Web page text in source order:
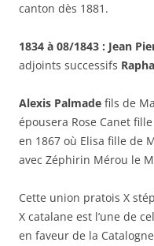
canton dès 1881.
1834 à 08/1843 : Jean
adjoints successifs
Alexis Palmade fils de
épousera Rose Canet
en 1867 où Elisa fille de
avec Zéphirin Mérou le
Cette union pratois X
X catalane est l’une de
en faveur de la